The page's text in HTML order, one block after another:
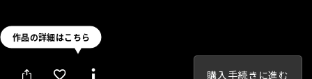
購入手続きに進む